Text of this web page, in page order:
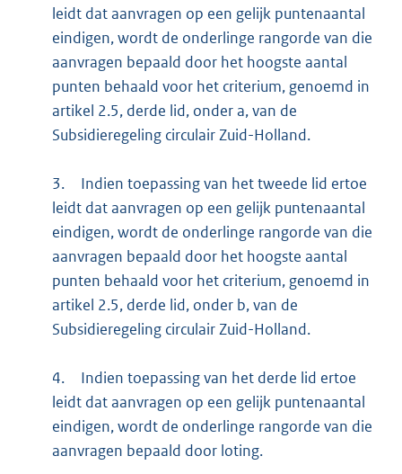
leidt dat aanvragen op een gelijk puntenaantal
eindigen, wordt de onderlinge rangorde van die
aanvragen bepaald door het hoogste aantal
punten behaald voor het criterium, genoemd in
artikel 2.5, derde lid, onder a, van de
Subsidieregeling circulair Zuid-Holland.
3.
Indien toepassing van het tweede lid ertoe
leidt dat aanvragen op een gelijk puntenaantal
eindigen, wordt de onderlinge rangorde van die
aanvragen bepaald door het hoogste aantal
punten behaald voor het criterium, genoemd in
artikel 2.5, derde lid, onder b, van de
Subsidieregeling circulair Zuid-Holland.
4.
Indien toepassing van het derde lid ertoe
leidt dat aanvragen op een gelijk puntenaantal
eindigen, wordt de onderlinge rangorde van die
aanvragen bepaald door loting.